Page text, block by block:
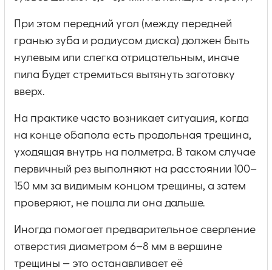
При этом передний угол (между передней
гранью зуба и радиусом диска) должен быть
нулевым или слегка отрицательным, иначе
пила будет стремиться вытянуть заготовку
вверх.
На практике часто возникает ситуация, когда
на конце обапола есть продольная трещина,
уходящая внутрь на полметра. В таком случае
первичный рез выполняют на расстоянии 100–
150 мм за видимым концом трещины, а затем
проверяют, не пошла ли она дальше.
Иногда помогает предварительное сверление
отверстия диаметром 6–8 мм в вершине
трещины — это останавливает её